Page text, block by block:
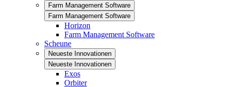
Farm Management Software
Farm Management Software
Horizon
Farm Management Software
Scheune
Neueste Innovationen
Neueste Innovationen
Exos
Orbiter